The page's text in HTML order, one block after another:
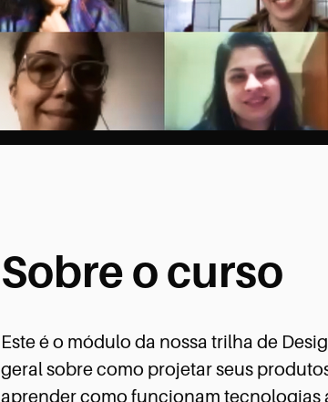
Sobre o curso
Este é o módulo da nossa trilha de
geral sobre como projetar seus
aprender como funcionam tecnologias